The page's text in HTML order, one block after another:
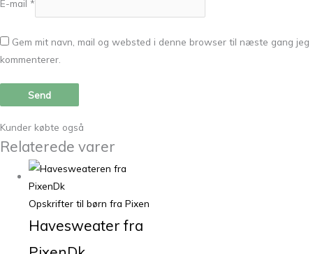
E-mail *
Gem mit navn, mail og websted i denne browser til næste gang jeg
kommenterer.
Kunder købte også
Relaterede varer
Opskrifter til børn fra Pixen
Havesweater fra